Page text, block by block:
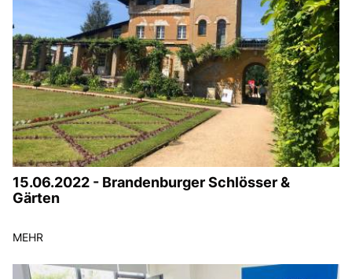
15.06.2022 - Brandenburger Schlösser &
Gärten
MEHR